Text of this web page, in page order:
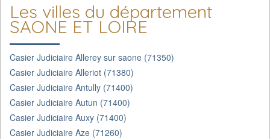
Les villes du département
SAONE ET LOIRE
Casier Judiciaire Allerey sur saone (71350)
Casier Judiciaire Alleriot (71380)
Casier Judiciaire Antully (71400)
Casier Judiciaire Autun (71400)
Casier Judiciaire Auxy (71400)
Casier Judiciaire Aze (71260)